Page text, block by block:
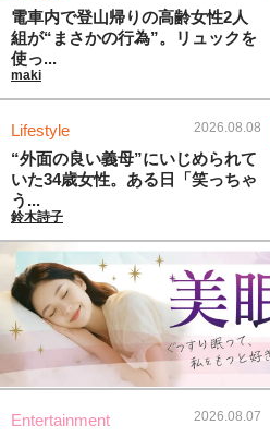
電車内で登山帰りの高齢女性2人
組が“まさかの行為”。リュックを
使っ...
maki
Lifestyle 2026.08.08
“外面の良い義母”にいじめられて
いた34歳女性。ある日「笑っちゃ
う...
鈴木詩子
Entertainment 2026.08.07